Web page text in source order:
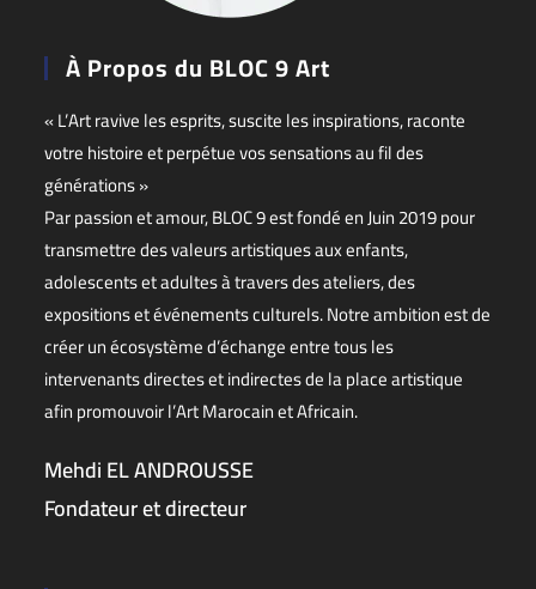
À Propos du BLOC 9 Art
« L’Art ravive les esprits, suscite les inspirations, raconte
votre histoire et perpétue vos sensations au fil des
générations »
Par passion et amour, BLOC 9 est fondé en Juin 2019 pour
transmettre des valeurs artistiques aux enfants,
adolescents et adultes à travers des ateliers, des
expositions et événements culturels. Notre ambition est de
créer un écosystème d’échange entre tous les
intervenants directes et indirectes de la place artistique
afin promouvoir l’Art Marocain et Africain.
Mehdi EL ANDROUSSE
Fondateur et directeur